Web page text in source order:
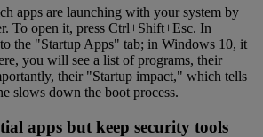
apps are launching with your system by
To open it, press Ctrl+Shift+Esc. In
the "Startup Apps" tab; in Windows 10, it
you will see a list of programs, their
their "Startup impact," which tells
slows down the boot process.
apps but keep security tools